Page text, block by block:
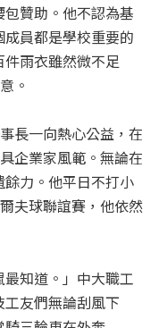
贊助。他不認為基
員都是學校重要的
雨衣雖然微不足
。
長一向熱心公益，在
企業家風範。無論在
力。他平日不打小
夫球聯誼賽，他依然
最知道。」中大職工
友們無論刮風下